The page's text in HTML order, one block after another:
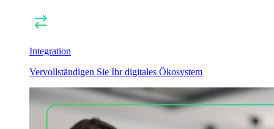
Integration
Vervollständigen Sie Ihr digitales Ökosystem